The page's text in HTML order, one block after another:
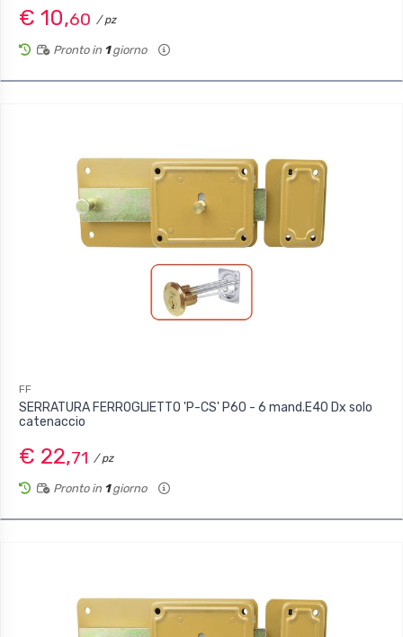
€ 10,60 / pz
Pronto in 1giorno
FF
SERRATURA FERROGLIETTO 'P-CS' P60 - 6 mand.E40 Dx solo
catenaccio
€ 22,71 / pz
Pronto in 1giorno